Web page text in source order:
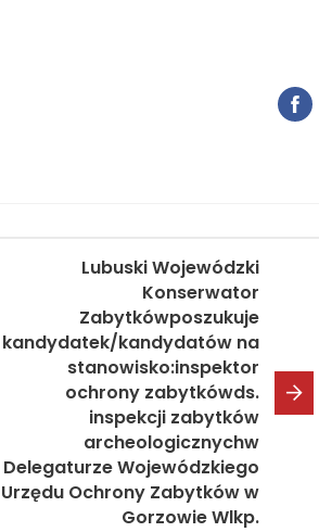
Lubuski Wojewódzki
Konserwator
Zabytkówposzukuje
kandydatek/kandydatów na
stanowisko:inspektor
ochrony zabytkówds.
inspekcji zabytków
archeologicznychw
Delegaturze Wojewódzkiego
Urzędu Ochrony Zabytków w
Gorzowie Wlkp.